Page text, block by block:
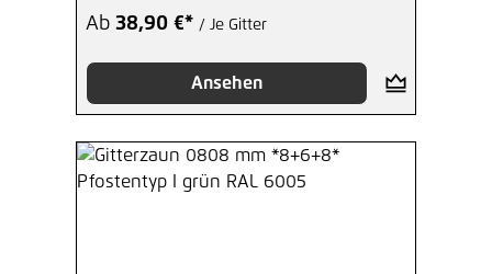
Ab 38,90 €* / Je Gitter
Ansehen